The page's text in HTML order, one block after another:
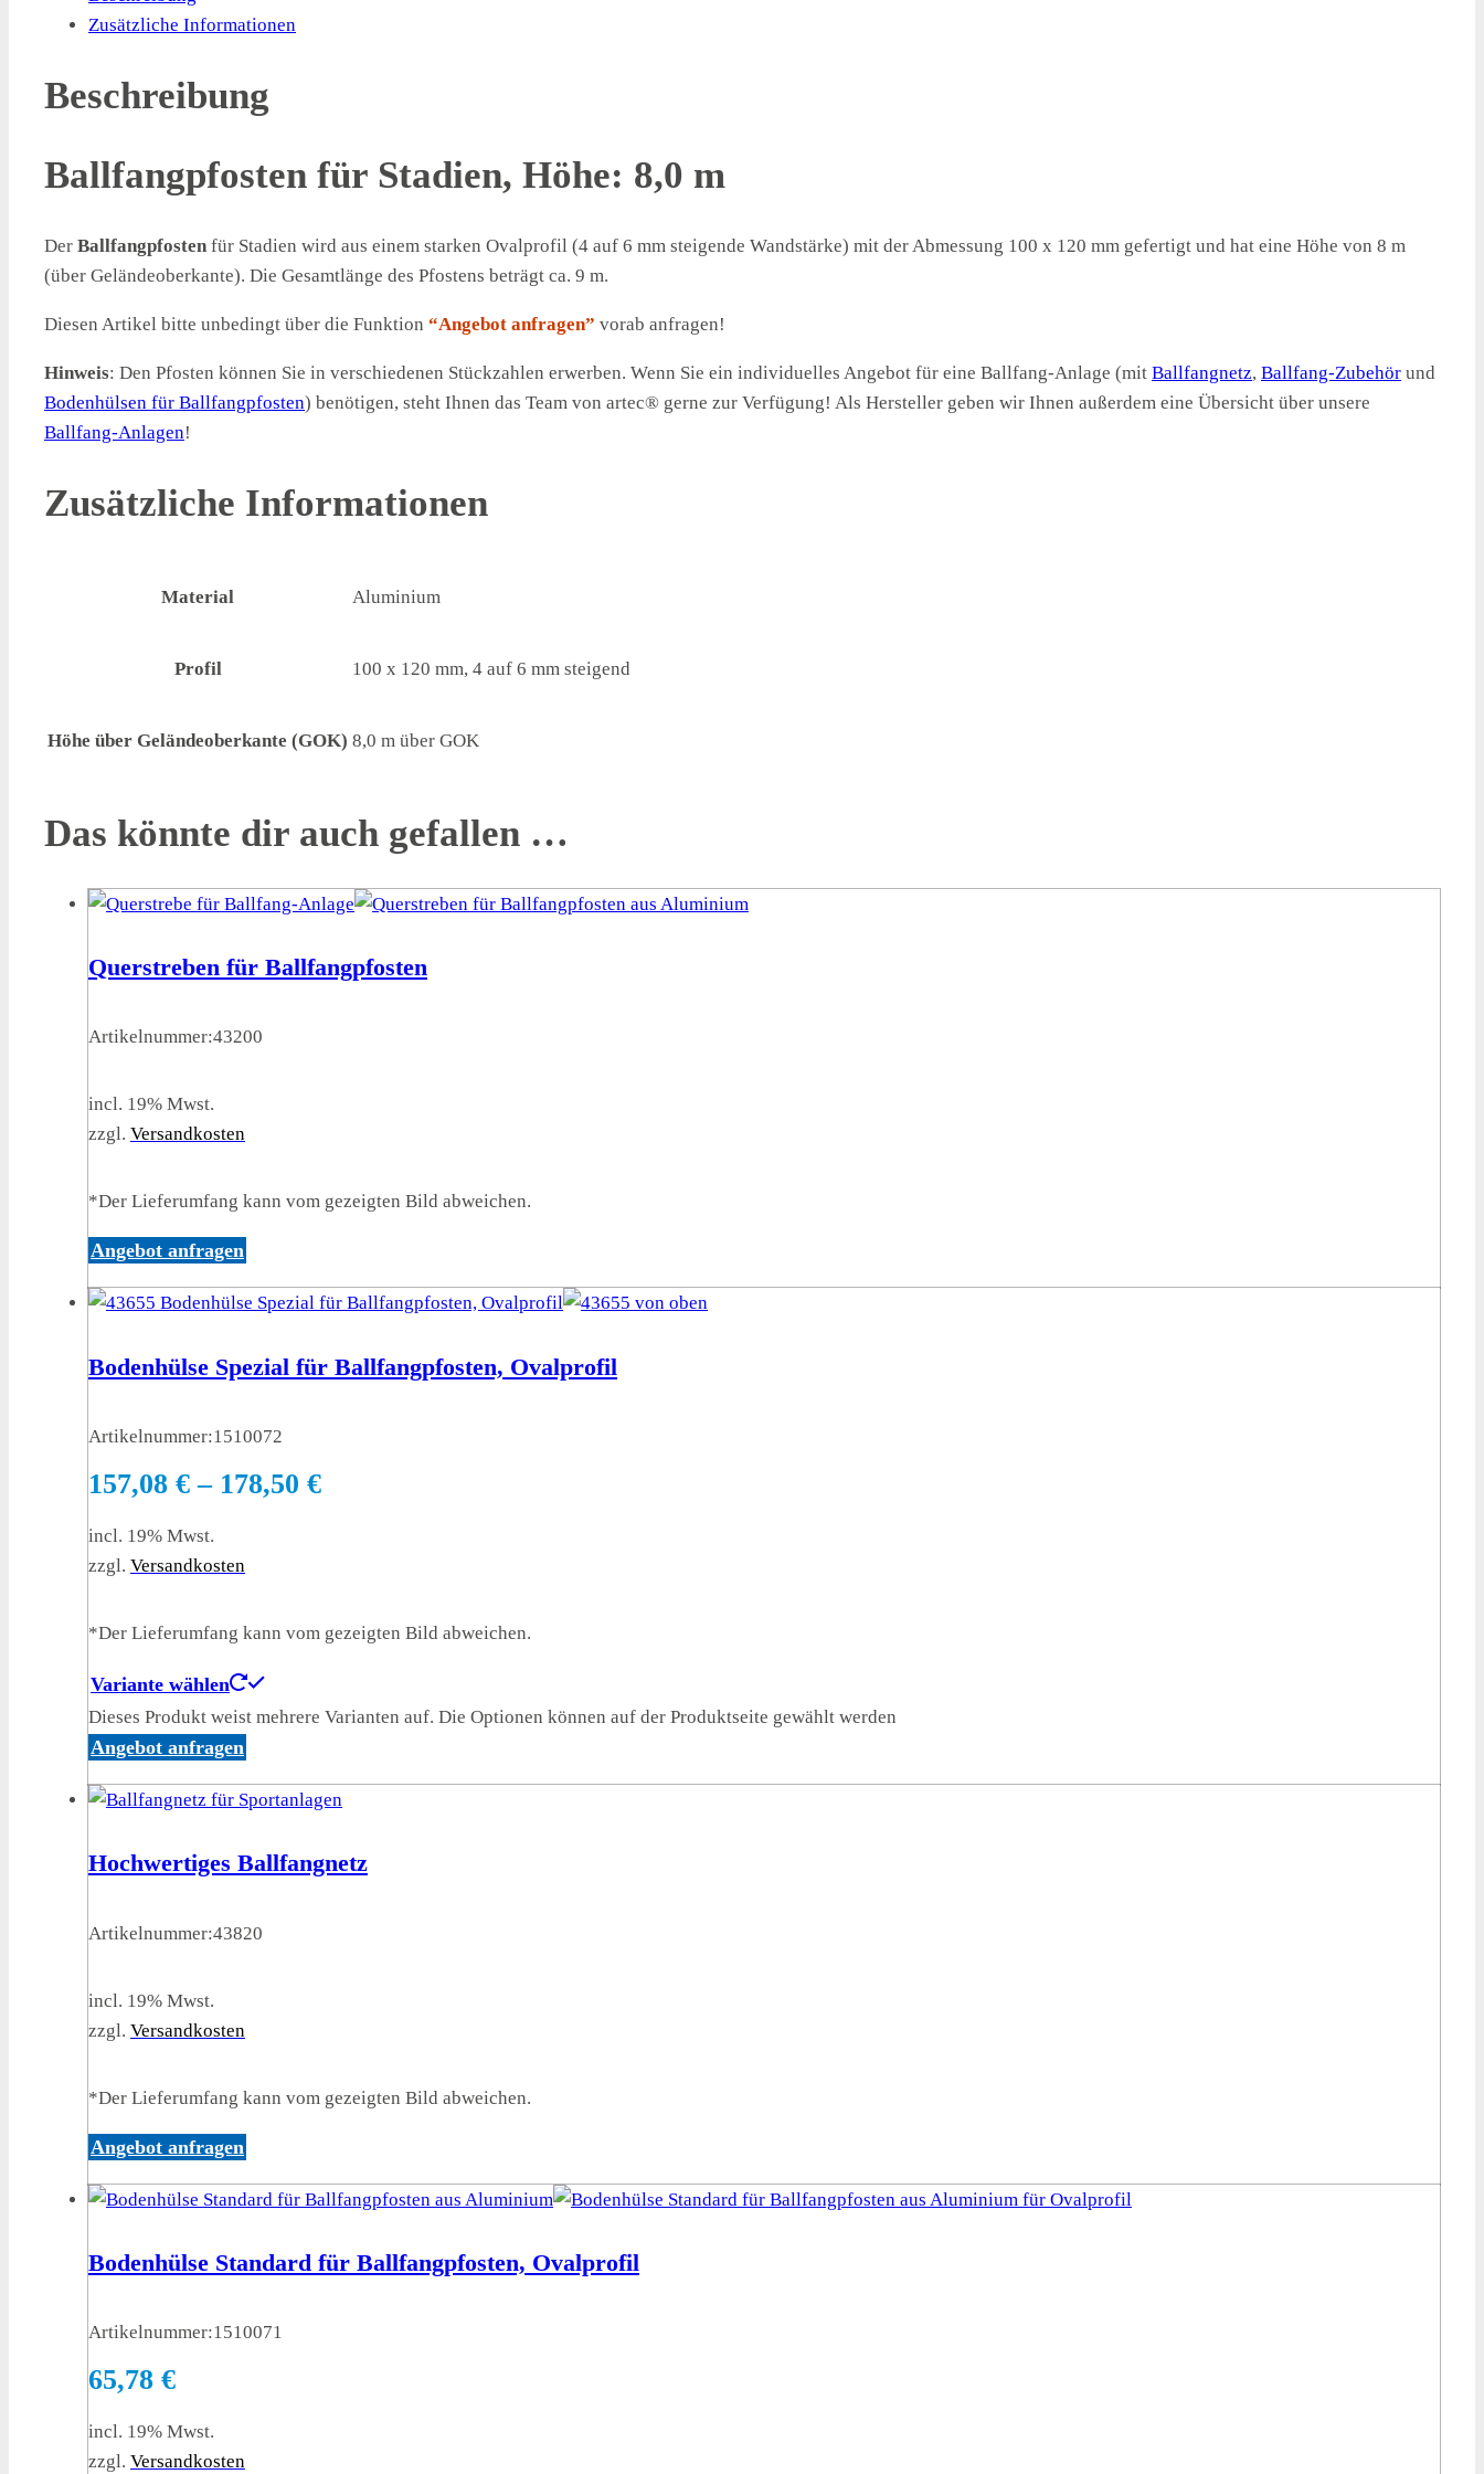
Zusätzliche Informationen
Beschreibung
Ballfangpfosten für Stadien, Höhe: 8,0 m
Der Ballfangpfosten für Stadien wird aus einem starken Ovalprofil (4 auf 6 mm steigende Wandstärke) mit der Abmessung 100 x 120 mm gefertigt und hat eine Höhe von 8 m
(über Geländeoberkante). Die Gesamtlänge des Pfostens beträgt ca. 9 m.
Diesen Artikel bitte unbedingt über die Funktion “Angebot anfragen” vorab anfragen!
Hinweis: Den Pfosten können Sie in verschiedenen Stückzahlen erwerben. Wenn Sie ein individuelles Angebot für eine Ballfang-Anlage (mit Ballfangnetz, Ballfang-Zubehör und
Bodenhülsen für Ballfangpfosten) benötigen, steht Ihnen das Team von artec® gerne zur Verfügung! Als Hersteller geben wir Ihnen außerdem eine Übersicht über unsere
Ballfang-Anlagen!
Zusätzliche Informationen
Material Aluminium
Profil 100 x 120 mm, 4 auf 6 mm steigend
Höhe über Geländeoberkante (GOK) 8,0 m über GOK
Das könnte dir auch gefallen …
Querstreben für Ballfangpfosten
Artikelnummer:43200
incl. 19% Mwst.
zzgl. Versandkosten
*Der Lieferumfang kann vom gezeigten Bild abweichen.
Angebot anfragen
Bodenhülse Spezial für Ballfangpfosten, Ovalprofil
Artikelnummer:1510072
157,08 € – 178,50 €
incl. 19% Mwst.
zzgl. Versandkosten
*Der Lieferumfang kann vom gezeigten Bild abweichen.
Variante wählen
Dieses Produkt weist mehrere Varianten auf. Die Optionen können auf der Produktseite gewählt werden
Angebot anfragen
Hochwertiges Ballfangnetz
Artikelnummer:43820
incl. 19% Mwst.
zzgl. Versandkosten
*Der Lieferumfang kann vom gezeigten Bild abweichen.
Angebot anfragen
Bodenhülse Standard für Ballfangpfosten, Ovalprofil
Artikelnummer:1510071
65,78 €
incl. 19% Mwst.
zzgl. Versandkosten